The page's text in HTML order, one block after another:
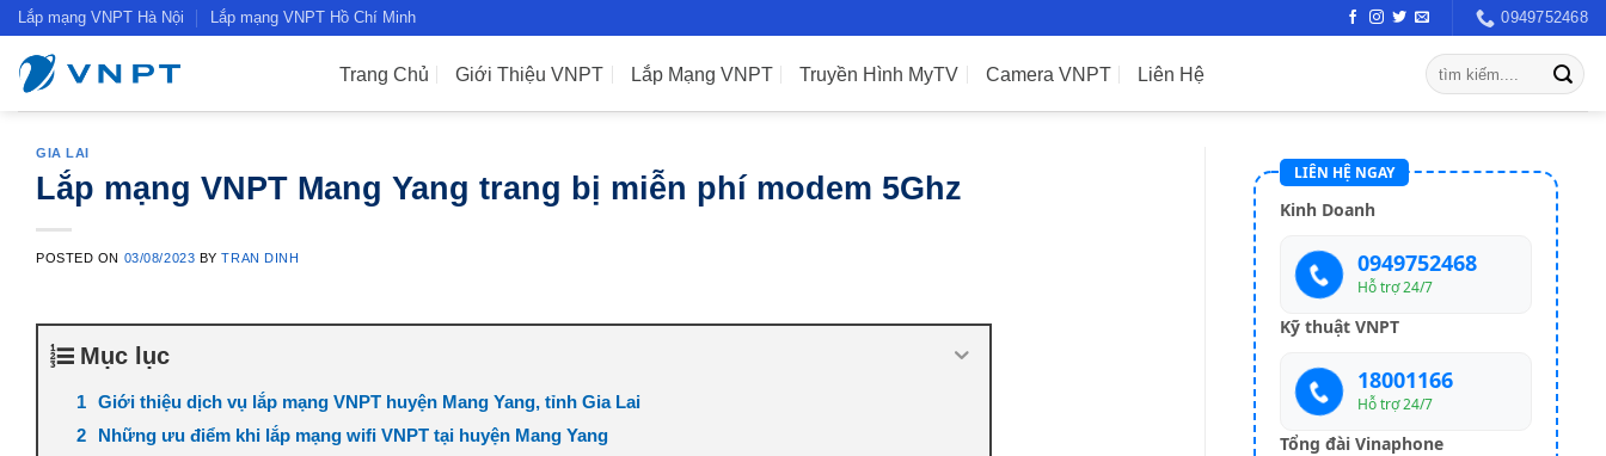
Skip
content
Lắp mạng VNPT Hà Nội Lắp mạng VNPT Hồ Chí Minh 0949752468
Trang Chủ Giới Thiệu VNPT Lắp Mạng VNPT Truyền Hình MyTV Camera VNPT Liên Hệ
GIA LAI
Lắp mạng VNPT Mang Yang trang bị miễn phí modem 5Ghz
POSTED ON 03/08/2023 BYTRAN DINH
Mục lục
Giới thiệu dịch vụ lắp mạng VNPT huyện Mang Yang, tỉnh Gia Lai
Những ưu điểm khi lắp mạng wifi VNPT tại huyện Mang Yang
LIÊN HỆ NGAY
Kinh Doanh
0949752468
Hỗ trợ 24/7
Kỹ thuật VNPT
18001166
Hỗ trợ 24/7
Tổng đài Vinaphone